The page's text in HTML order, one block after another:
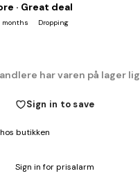
· Great deal
months Dropping
har varen på lager
Sign in to save
butikken
Sign in for prisalarm